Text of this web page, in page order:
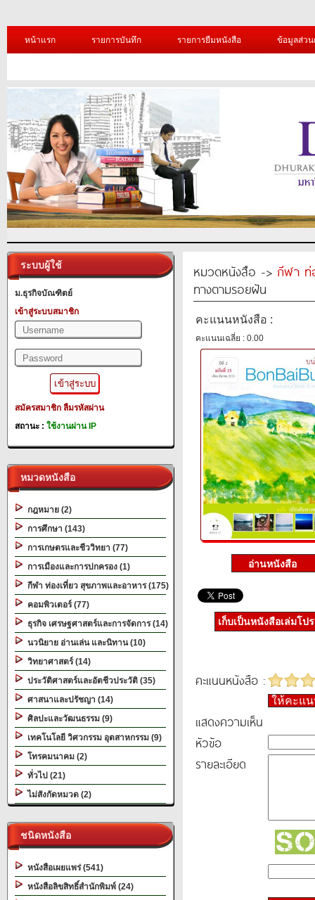
หน้าแรก รายการบันทึก รายการยืมหนังสือ ข้อมูลส่ว
ระบบผู้ใช้
ม.ธุรกิจบัณฑิตย์
เข้าสู่ระบบสมาชิก
สมัครสมาชิก ลืมรหัสผ่าน
สถานะ : ใช้งานผ่าน IP
หมวดหนังสือ
กฎหมาย (2)
การศึกษา (143)
การเกษตรและชีววิทยา (77)
การเมืองและการปกครอง (1)
กีฬา ท่องเที่ยว สุขภาพและอาหาร (175)
คอมพิวเตอร์ (77)
ธุรกิจ เศรษฐศาสตร์และการจัดการ (14)
นวนิยาย อ่านเล่น และนิทาน (10)
วิทยาศาสตร์ (14)
ประวัติศาสตร์และอัตชีวประวัติ (35)
ศาสนาและปรัชญา (14)
ศิลปะและวัฒนธรรม (9)
เทคโนโลยี วิศวกรรม อุตสาหกรรม (9)
โทรคมนาคม (2)
ทั่วไป (21)
ไม่สังกัดหมวด (2)
ชนิดหนังสือ
หนังสือเผยแพร่ (541)
หนังสือลิขสิทธิ์สำนักพิมพ์ (24)
หมวดหนังสือ -> กีฬา ท่
ทางตามรอยฝัน
คะแนนหนังสือ :
คะแนนเฉลี่ย : 0.00
เก็บเป็นหนังสือเล่มโป
คะแนนหนังสือ :
ให้คะแ
แสดงความเห็น
หัวข้อ
รายละเอียด